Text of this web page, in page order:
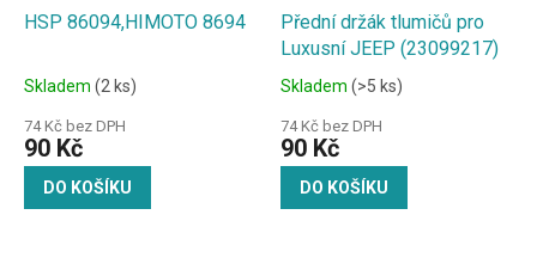
HSP 86094,HIMOTO 8694
Skladem (2 ks)
74 Kč bez DPH
90 Kč
DO KOŠÍKU
Přední držák tlumičů pro
Luxusní JEEP (23099217)
Skladem (>5 ks)
74 Kč bez DPH
90 Kč
DO KOŠÍKU